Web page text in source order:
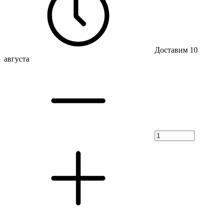
Доставим 10
августа